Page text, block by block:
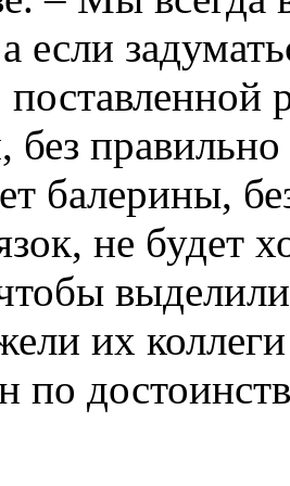
если
без
балерины,
не
их
по